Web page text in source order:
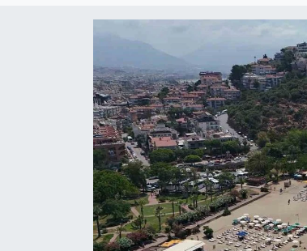
YEREL HABER
Haberde insan
Tanıtım